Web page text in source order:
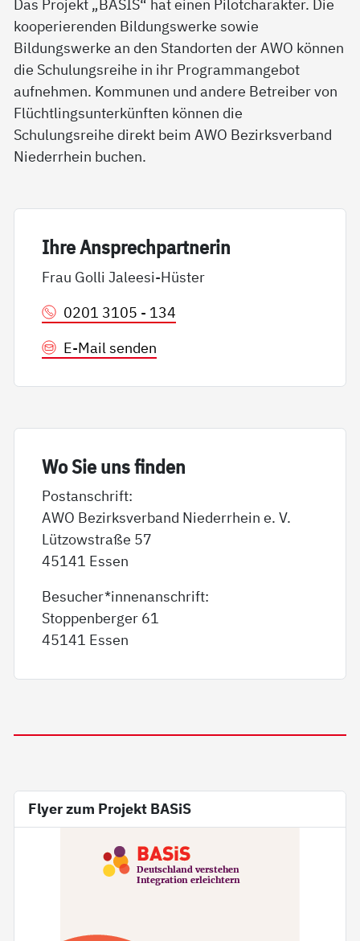
Das Projekt „BASIS“ hat einen Pilotcharakter. Die
kooperierenden Bildungswerke sowie
Bildungswerke an den Standorten der AWO können
die Schulungsreihe in ihr Programmangebot
aufnehmen. Kommunen und andere Betreiber von
Flüchtlingsunterkünften können die
Schulungsreihe direkt beim AWO Bezirksverband
Niederrhein buchen.
Ih­re An­sp­rech­part­ne­rin
Frau Golli Jaleesi-Hüster
0201 3105 - 134
E-Mail senden
Wo Sie uns fin­den
Postanschrift:
AWO Bezirksverband Niederrhein e. V.
Lützowstraße 57
45141 Essen
Besucher*innenanschrift:
Stoppenberger 61
45141 Essen
Flyer zum Projekt BASiS